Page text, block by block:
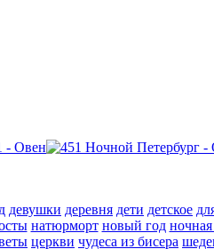
девушки деревня дети детское
натюрморт новый год
церкви чудеса из бисера